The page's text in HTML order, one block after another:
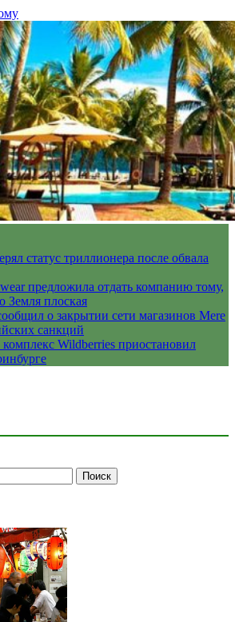
статус триллионера после обвала
предложила отдать компанию тому,
Земля плоская
о закрытии сети магазинов Mere
санкций
Wildberries приостановил